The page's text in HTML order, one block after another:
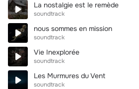
La nostalgie est le remède
soundtrack
nous sommes en mission
soundtrack
Vie Inexplorée
soundtrack
Les Murmures du Vent
soundtrack